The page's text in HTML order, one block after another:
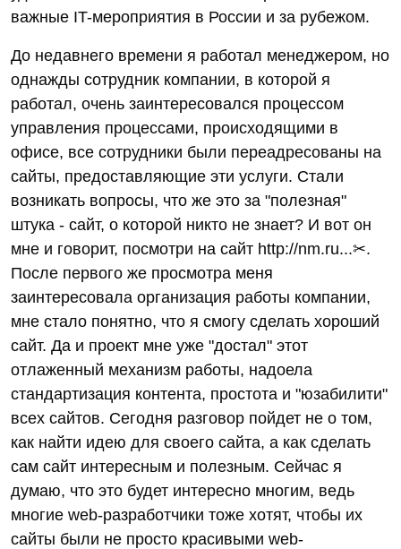
важные IT-мероприятия в России и за рубежом.
До недавнего времени я работал менеджером, но
однажды сотрудник компании, в которой я
работал, очень заинтересовался процессом
управления процессами, происходящими в
офисе, все сотрудники были переадресованы на
сайты, предоставляющие эти услуги. Стали
возникать вопросы, что же это за "полезная"
штука - сайт, о которой никто не знает? И вот он
мне и говорит, посмотри на сайт http://nm.ru...✂.
После первого же просмотра меня
заинтересовала организация работы компании,
мне стало понятно, что я смогу сделать хороший
сайт. Да и проект мне уже "достал" этот
отлаженный механизм работы, надоела
стандартизация контента, простота и "юзабилити"
всех сайтов. Сегодня разговор пойдет не о том,
как найти идею для своего сайта, а как сделать
сам сайт интересным и полезным. Сейчас я
думаю, что это будет интересно многим, ведь
многие web-разработчики тоже хотят, чтобы их
сайты были не просто красивыми web-